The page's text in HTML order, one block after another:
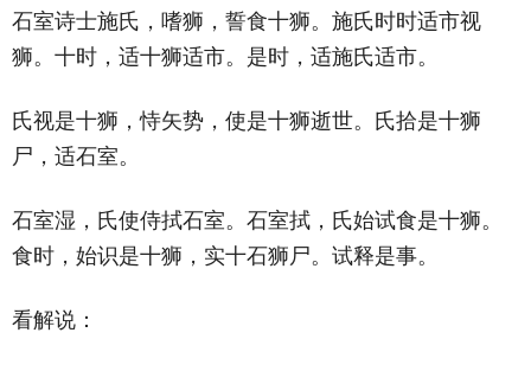
石室诗士施氏，嗜狮，誓食十狮。施氏时时适市视
狮。十时，适十狮适市。是时，适施氏适市。
氏视是十狮，恃矢势，使是十狮逝世。氏拾是十狮
尸，适石室。
石室湿，氏使侍拭石室。石室拭，氏始试食是十狮。
食时，始识是十狮，实十石狮尸。试释是事。
看解说：